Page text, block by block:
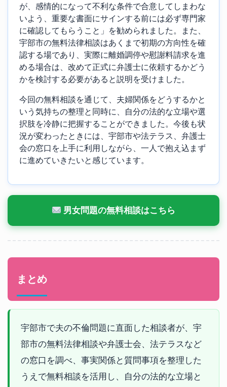
が、感情的になって不利な条件で合意してしまわな
いよう、重要な書面にサインする前には必ず専門家
に確認してもらうこと」を勧められました。また、
宇部市の無料法律相談はあくまで初期の方向性を確
認する場であり、実際に離婚調停や慰謝料請求を進
める場合は、改めて正式に弁護士に依頼するかどう
かを検討する必要があると説明を受けました。
今回の無料相談を通じて、夫婦関係をどうするかと
いう気持ちの整理と同時に、自分の法的な立場や選
択肢を冷静に把握することができました。今後も状
況が変わったときには、宇部市や法テラス、弁護士
会の窓口を上手に利用しながら、一人で抱え込まず
に進めていきたいと感じています。
男女問題の無料相談はこちら
まとめ
宇部市で夫の不倫問題に直面した相談者が、宇
部市の無料法律相談や弁護士会、法テラスなど
の窓口を調べ、事実関係と質問事項を整理した
うえで無料相談を活用し、自分の法的な立場と